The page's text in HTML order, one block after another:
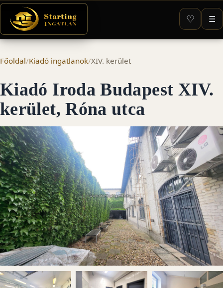
♡ ☰
Főoldal/Kiadó ingatlanok/XIV. kerület
Kiadó Iroda Budapest XIV.
kerület, Róna utca